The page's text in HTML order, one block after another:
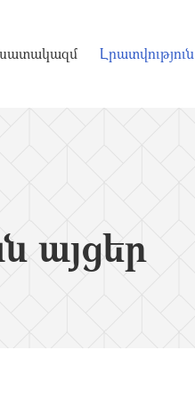
Լրատվություն
այցեր